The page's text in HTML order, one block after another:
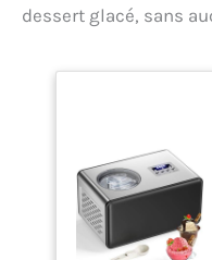
dessert glacé, sans